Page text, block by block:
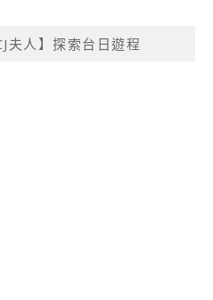
夫人】探索台日遊程